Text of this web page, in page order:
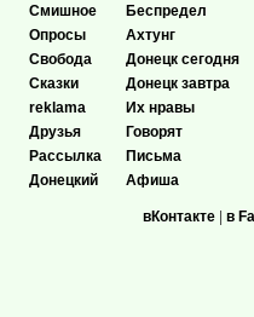
Смишное
Опросы
Свобода
Сказки
reklama
Друзья
Рассылка
Донецкий
Беспредел
Ахтунг
Донецк сегодня
Донецк завтра
Их нравы
Говорят
Письма
Афиша
вКонтакте в